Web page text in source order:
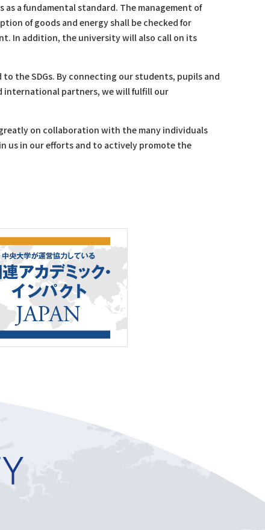
a fundamental standard. The management of
of goods and energy shall be checked for
In addition, the university will also call on its
the SDGs. By connecting our students, pupils and
international partners, we will fulfill our
on collaboration with the many individuals
us in our efforts and to actively promote the